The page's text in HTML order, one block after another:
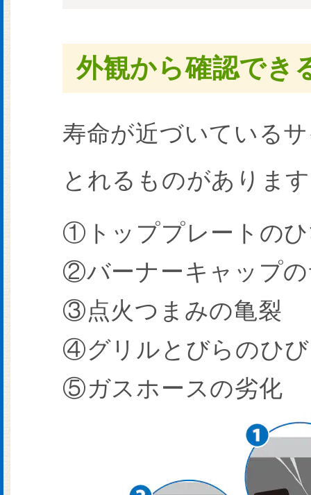
外観から確認でき
寿命が近づいている
とれるものがありま
①トッププレートの
②バーナーキャップ
③点火つまみの亀裂
④グリルとびらのひ
⑤ガスホースの劣化